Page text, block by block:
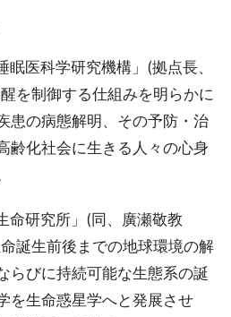
医科学研究機構」(拠点長、
を制御する仕組みを明らかに
患の病態解明、その予防・治
齢化社会に生きる人々の心身
命研究所」(同、廣瀬敬教
誕生前後までの地球環境の解
らびに持続可能な生態系の誕
を生命惑星学へと発展させ